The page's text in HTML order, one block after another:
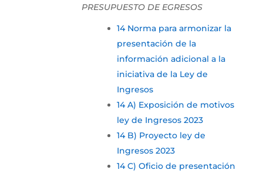
PRESUPUESTO DE EGRESOS
14 Norma para armonizar la
presentación de la
información adicional a la
iniciativa de la Ley de
Ingresos
14 A) Exposición de motivos
ley de Ingresos 2023
14 B) Proyecto ley de
Ingresos 2023
14 C) Oficio de presentación